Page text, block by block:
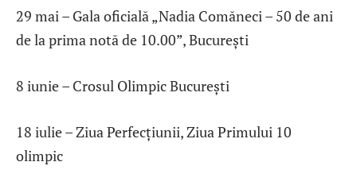
29 mai – Gala oficială „Nadia Comăneci – 50 de ani
de la prima notă de 10.00”, București
8 iunie – Crosul Olimpic București
18 iulie – Ziua Perfecțiunii, Ziua Primului 10
olimpic